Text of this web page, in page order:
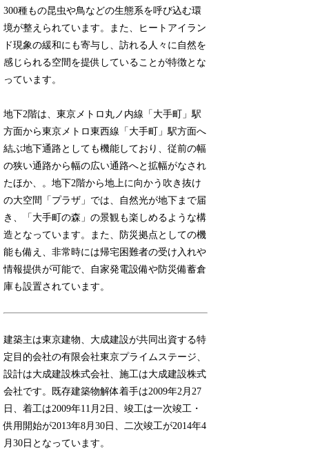
300種もの昆虫や鳥などの生態系を呼び込む環
境が整えられています。また、ヒートアイラン
ド現象の緩和にも寄与し、訪れる人々に自然を
感じられる空間を提供していることが特徴とな
っています。
地下2階は、東京メトロ丸ノ内線「大手町」駅
方面から東京メトロ東西線「大手町」駅方面へ
結ぶ地下通路としても機能しており、従前の幅
の狭い通路から幅の広い通路へと拡幅がなされ
たほか、。地下2階から地上に向かう吹き抜け
の大空間「プラザ」では、自然光が地下まで届
き、「大手町の森」の景観も楽しめるような構
造となっています。また、防災拠点としての機
能も備え、非常時には帰宅困難者の受け入れや
情報提供が可能で、自家発電設備や防災備蓄倉
庫も設置されています。
建築主は東京建物、大成建設が共同出資する特
定目的会社の有限会社東京プライムステージ、
設計は大成建設株式会社、施工は大成建設株式
会社です。既存建築物解体着手は2009年2月27
日、着工は2009年11月2日、竣工は一次竣工・
供用開始が2013年8月30日、二次竣工が2014年4
月30日となっています。